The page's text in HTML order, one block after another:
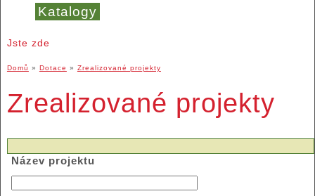
Katalogy
Jste zde
Domů » Dotace » Zrealizované projekty
Zrealizované projekty
Název projektu